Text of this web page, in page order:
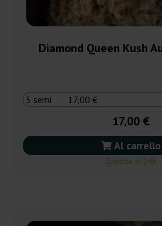
Diamond Queen Kush
17,00 €
Al carrello
Spedito in 24h